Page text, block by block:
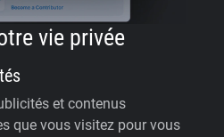
vie privée
et contenus
que vous visitez pour vous